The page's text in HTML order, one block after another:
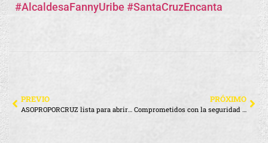
#AlcaldesaFannyUribe #SantaCruzEncanta
PREVIO PRÓXIMO